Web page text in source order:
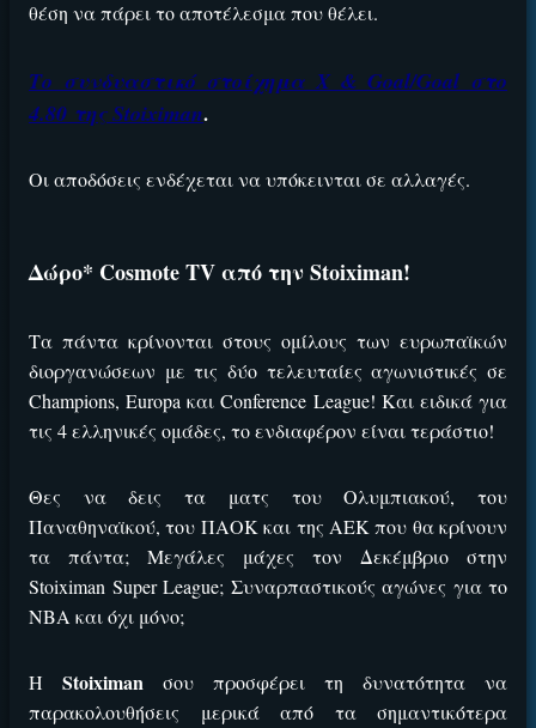
θέση να πάρει το αποτέλεσμα που θέλει.
Το συνδυαστικό στοίχημα Χ & Goal/Goal στο
4.80 της Stoiximan.
Οι αποδόσεις ενδέχεται να υπόκεινται σε αλλαγές.
Δώρο* Cosmote TV από την Stoiximan!
Τα πάντα κρίνονται στους ομίλους των ευρωπαϊκών
διοργανώσεων με τις δύο τελευταίες αγωνιστικές σε
Champions, Europa και Conference League! Και ειδικά για
τις 4 ελληνικές ομάδες, το ενδιαφέρον είναι τεράστιο!
Θες να δεις τα ματς του Ολυμπιακού, του
Παναθηναϊκού, του ΠΑΟΚ και της ΑΕΚ που θα κρίνουν
τα πάντα; Μεγάλες μάχες τον Δεκέμβριο στην
Stoiximan Super League; Συναρπαστικούς αγώνες για το
ΝΒΑ και όχι μόνο;
Η Stoiximan σου προσφέρει τη δυνατότητα να
παρακολουθήσεις μερικά από τα σημαντικότερα